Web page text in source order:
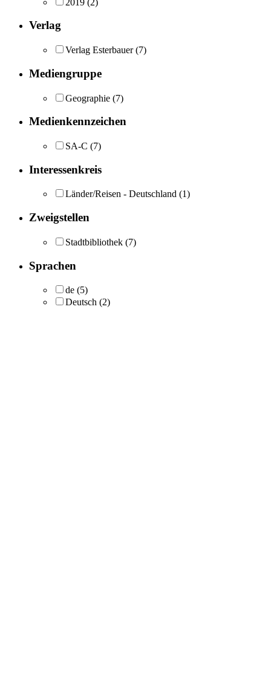
Verlag
Verlag Esterbauer (7)
Mediengruppe
Geographie (7)
Medienkennzeichen
SA-C (7)
Interessenkreis
Länder/Reisen - Deutschland (1)
Zweigstellen
Stadtbibliothek (7)
Sprachen
de (5)
Deutsch (2)